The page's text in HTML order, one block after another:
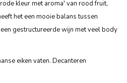
kleur met aroma' van rood fruit,
het een mooie balans tussen
gestructureerde wijn met veel body
eiken vaten. Decanteren